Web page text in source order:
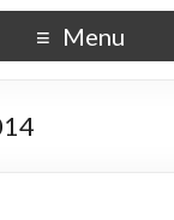
Menu